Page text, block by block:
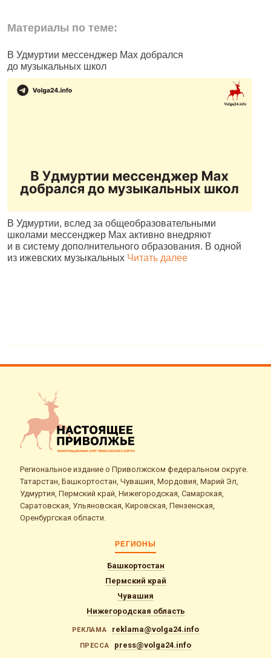
Материалы по теме:
В Удмуртии мессенджер Max добрался
до музыкальных школ
В Удмуртии, вслед за общеобразовательными
школами мессенджер Max активно внедряют
и в систему дополнительного образования. В одной
из ижевских музыкальных Читать далее
Региональное издание о Приволжском федеральном округе.
Татарстан, Башкортостан, Чувашия, Мордовия, Марий Эл,
Удмуртия, Пермский край, Нижегородская, Самарская,
Саратовская, Ульяновская, Кировская, Пензенская,
Оренбургская области.
РЕГИОНЫ
Башкортостан
Пермский край
Чувашия
Нижегородская область
РЕКЛАМА reklama@volga24.info
ПРЕССА press@volga24.info